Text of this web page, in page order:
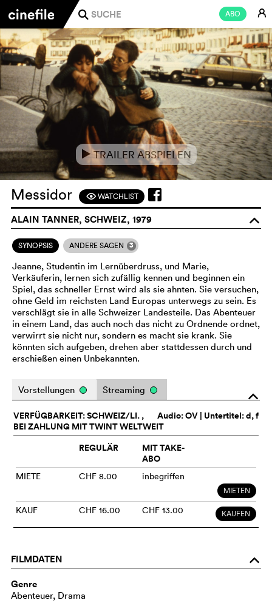
ABO E
j
eTRAILER ABSPIELEN
Messidor FWATCHLIST
ALAIN TANNER, SCHWEIZ, 1979 o
SYNOPSIS ANDERE SAGEN 3
Jeanne, Studentin im Lernüberdruss, und Marie,
Verkäuferin, lernen sich zufällig kennen und beginnen ein
Spiel, das schneller Ernst wird als sie ahnten. Sie versuchen,
ohne Geld im reichsten Land Europas unterwegs zu sein. Es
verschlägt sie in alle Schweizer Landesteile. Das Abenteuer
in einem Land, das auch noch das nicht zu Ordnende ordnet,
verwirrt sie nicht nur, sondern es macht sie krank. Sie
könnten sich aufgeben, drehen aber stattdessen durch und
erschießen einen Unbekannten.
o
Vorstellungen Streaming
Audio:OV | Untertitel: d, f
VERFÜGBARKEIT: SCHWEIZ/LI. ,
BEI ZAHLUNG MIT TWINT WELTWEIT
REGULÄR
MIT TAKE-
ABO
MIETE CHF 8.00 inbegriffen
MIETEN
KAUF CHF 16.00 CHF 13.00 KAUFEN
FILMDATEN o
Genre
Abenteuer, Drama